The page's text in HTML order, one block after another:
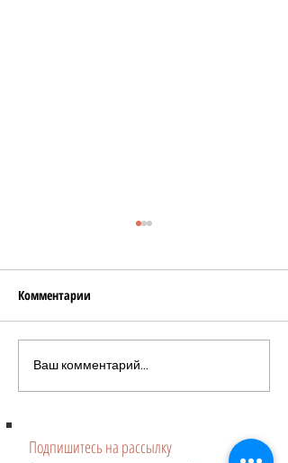
Домашнее золотое печенье
без муки и сахара
Комментарии
Ваш комментарий...
Подпишитесь на рассылку